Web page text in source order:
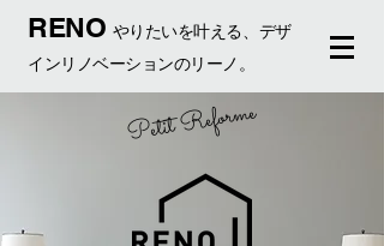
RENO やりたいを叶える、デザ
インリノベーションのリーノ。
Petit Reforme